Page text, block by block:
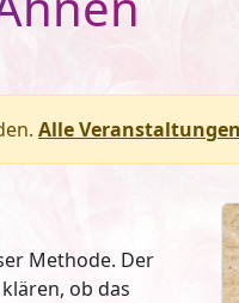
Alle
Methode. Der
ob das